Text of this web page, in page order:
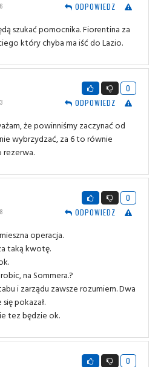
ODPOWIEDZ
szukać pomocnika. Fiorentina za
który chyba ma iść do Lazio.
0
ODPOWIEDZ
że powinniśmy zaczynać od
wybrzydzać, za 6 to równie
0
ODPOWIEDZ
operacja.
taką kwotę.
na Sommera.?
i zarządu zawsze rozumiem. Dwa
pokazał.
tez będzie ok.
0